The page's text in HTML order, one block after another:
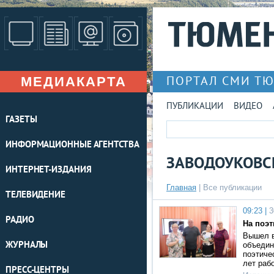
МЕДИАКАРТА
ГАЗЕТЫ
ИНФОРМАЦИОННЫЕ АГЕНТСТВА
ИНТЕРНЕТ-ИЗДАНИЯ
ТЕЛЕВИДЕНИЕ
РАДИО
ЖУРНАЛЫ
ПРЕСС-ЦЕНТРЫ
ПОРТАЛ СМИ
ПУБЛИКАЦИИ ВИДЕО
Главная Все публикации
09:23 |
На
Вышел
лет